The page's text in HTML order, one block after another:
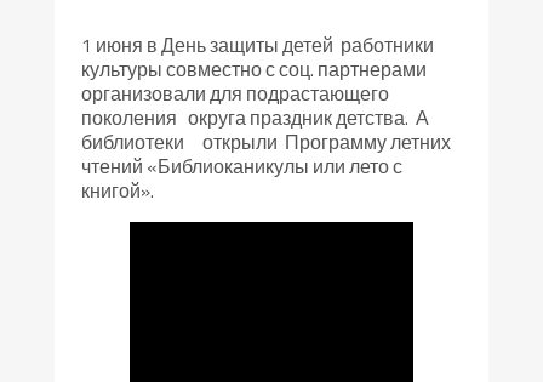
1 июня в День защиты детей работники
культуры совместно с соц. партнерами
организовали для подрастающего
поколения округа праздник детства. А
библиотеки открыли Программу летних
чтений «Библиоканикулы или лето с
книгой».